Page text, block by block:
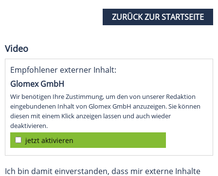
ZURÜCK ZUR STARTSEITE
Video
Empfohlener externer Inhalt:
Glomex GmbH
Wir benötigen Ihre Zustimmung, um den von unserer Redaktion
eingebundenen Inhalt von Glomex GmbH anzuzeigen. Sie können
diesen mit einem Klick anzeigen lassen und auch wieder
deaktivieren.
jetzt aktivieren
Ich bin damit einverstanden, dass mir externe Inhalte